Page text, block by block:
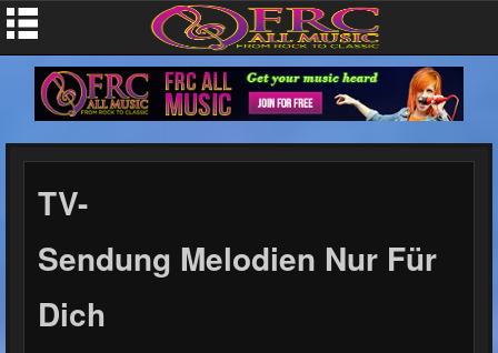
TV-
Sendung Melodien Nur Für
Dich